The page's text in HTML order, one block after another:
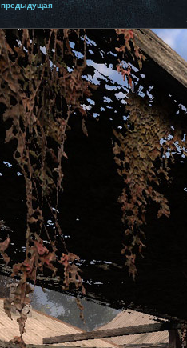
предыдущая